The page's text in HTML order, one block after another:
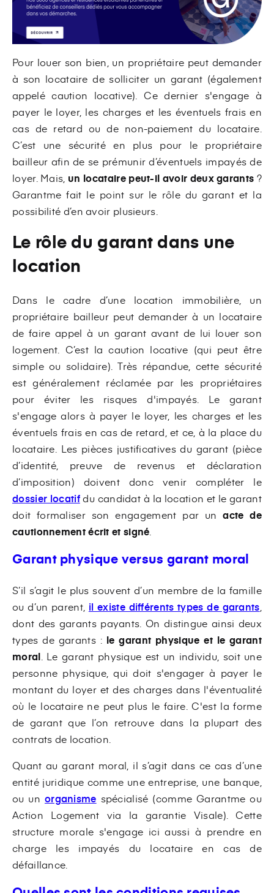
Pour louer son bien, un propriétaire peut demander
à son locataire de solliciter un garant (également
appelé caution locative). Ce dernier s'engage à
payer le loyer, les charges et les éventuels frais en
cas de retard ou de non-paiement du locataire.
C’est une sécurité en plus pour le propriétaire
bailleur afin de se prémunir d’éventuels impayés de
loyer. Mais, un locataire peut-il avoir deux garants ?
Garantme fait le point sur le rôle du garant et la
possibilité d’en avoir plusieurs.
Le rôle du garant dans une
location
Dans le cadre d’une location immobilière, un
propriétaire bailleur peut demander à un locataire
de faire appel à un garant avant de lui louer son
logement. C’est la caution locative (qui peut être
simple ou solidaire). Très répandue, cette sécurité
est généralement réclamée par les propriétaires
pour éviter les risques d'impayés. Le garant
s'engage alors à payer le loyer, les charges et les
éventuels frais en cas de retard, et ce, à la place du
locataire. Les pièces justificatives du garant (pièce
d’identité, preuve de revenus et déclaration
d’imposition) doivent donc venir compléter le
dossier locatifdu candidat à la location et le garant
doit formaliser son engagement par unacte de
cautionnement écrit et signé
Garant physique versus garant moral
S’il s’agit le plus souvent d’un membre de la famille
ou d’un parent, il existe différents types de garants
dont des garants payants. On distingue ainsi deux
types de garants : le garant physique et le garant
moral . Le garant physique est un individu, soit une
personne physique, qui doit s'engager à payer le
montant du loyer et des charges dans l'éventualité
où le locataire ne peut plus le faire. C'est la forme
de garant que l’on retrouve dans la plupart des
contrats de location.
Quant au garant moral, il s’agit dans ce cas d’une
entité juridique comme une entreprise, une banque,
ou un organisme spécialisé (comme Garantme ou
Action Logement via la garantie Visale). Cette
structure morale s'engage ici aussi à prendre en
charge les impayés du locataire en cas de
défaillance.